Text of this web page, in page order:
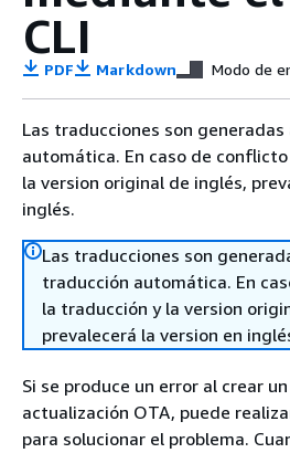
CLI
PDF Markdown Modo de
Las traducciones son
automática. En caso de
la version original de inglés,
inglés.
Las traducciones son
traducción automática. En
la traducción y la version
prevalecerá la version en
Si se produce un error al crear
actualización OTA, puede
para solucionar el problema.